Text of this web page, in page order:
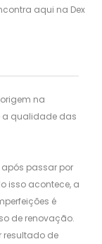
aqui na Dex
na
a qualidade das
passar por
isso acontece, a
é
de renovação.
resultado de